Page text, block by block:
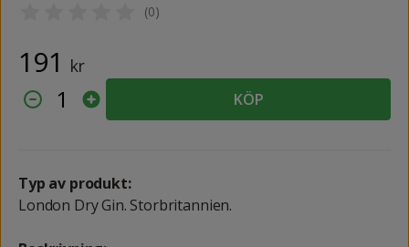
(0)
191 kr
1 KÖP
Typ av produkt:
London Dry Gin. Storbritannien.